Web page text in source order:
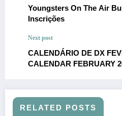
Youngsters On The Air
Inscrições
Next post
CALENDÁRIO DE DX
CALENDAR FEBRUARY
RELATED POSTS